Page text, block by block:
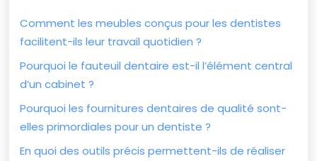
Comment les meubles conçus pour les dentistes
facilitent-ils leur travail quotidien ?
Pourquoi le fauteuil dentaire est-il l’élément central
d’un cabinet ?
Pourquoi les fournitures dentaires de qualité sont-
elles primordiales pour un dentiste ?
En quoi des outils précis permettent-ils de réaliser